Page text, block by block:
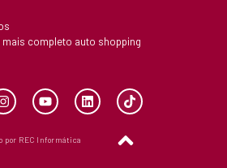
mais completo auto shopping
por REC Informática